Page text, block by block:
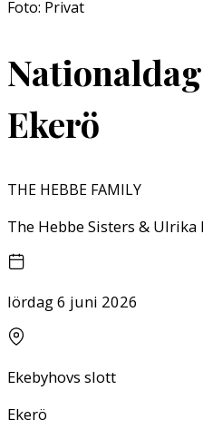
Foto: Privat
Ekerö
THE HEBBE FAMILY
The Hebbe Sisters & Ulrika
lördag 6 juni 2026
Ekebyhovs slott
Ekerö